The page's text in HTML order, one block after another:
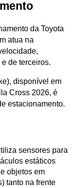
da Toyota
atua na
de terceiros.
disponível em
Cross 2026, é
estacionamento.
sensores para
estáticos
objetos em
tanto na frente